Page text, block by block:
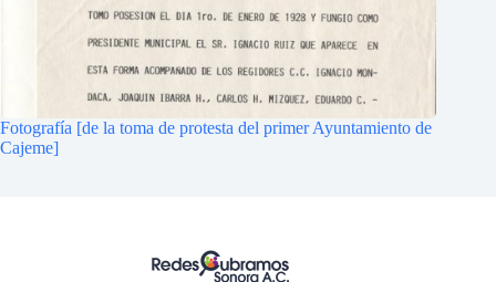
Fotografía [de la toma de protesta del primer Ayuntamiento de
Cajeme]